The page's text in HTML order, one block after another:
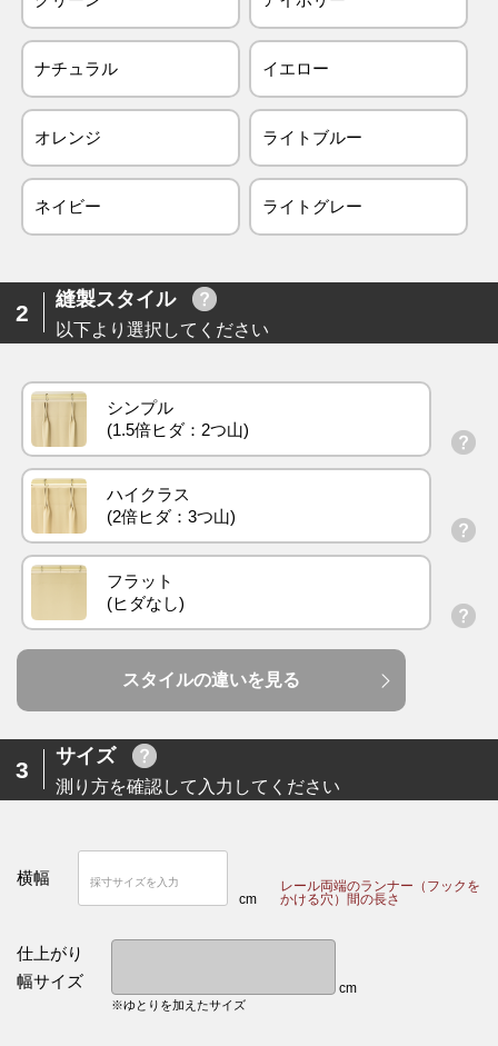
ナチュラル イエロー
オレンジ ライトブルー
ネイビー ライトグレー
2
縫製スタイル
以下より選択してください
シンプル
ハイクラス
フラット
スタイルの違いを見る
3
サイズ
測り方を確認して入力してください
横幅
cm
レール両端のランナー（フックを
かける穴）間の長さ
仕上がり
幅サイズ
cm
※ゆとりを加えたサイズ